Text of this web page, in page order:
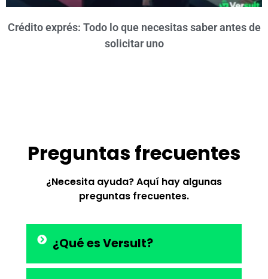
Crédito exprés: Todo lo que necesitas saber antes de
solicitar uno
Preguntas frecuentes
¿Necesita ayuda? Aquí hay algunas
preguntas frecuentes.
¿Qué es Versult?